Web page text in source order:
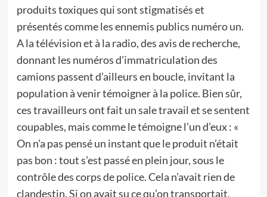
produits toxiques qui sont stigmatisés et
présentés comme les ennemis publics numéro un.
A la télévision et à la radio, des avis de recherche,
donnant les numéros d’immatriculation des
camions passent d’ailleurs en boucle, invitant la
population à venir témoigner à la police. Bien sûr,
ces travailleurs ont fait un sale travail et se sentent
coupables, mais comme le témoigne l’un d’eux : «
On n’a pas pensé un instant que le produit n’était
pas bon : tout s’est passé en plein jour, sous le
contrôle des corps de police. Cela n’avait rien de
clandestin. Si on avait su ce qu’on transportait,